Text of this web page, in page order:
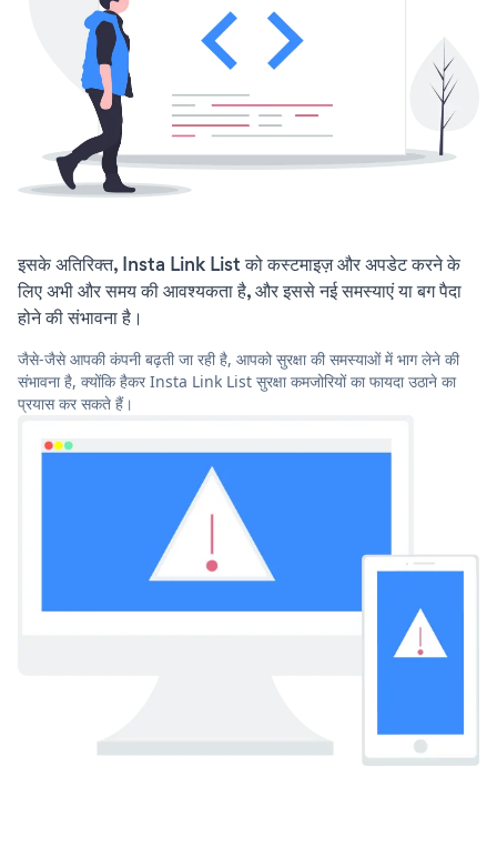
इसके अतिरिक्त, Insta Link List को कस्टमाइज़ और अपडेट करने के
लिए अभी और समय की आवश्यकता है, और इससे नई समस्याएं या बग पैदा
होने की संभावना है।
जैसे-जैसे आपकी कंपनी बढ़ती जा रही है, आपको सुरक्षा की समस्याओं में भाग लेने की
संभावना है, क्योंकि हैकर Insta Link List सुरक्षा कमजोरियों का फायदा उठाने का
प्रयास कर सकते हैं।